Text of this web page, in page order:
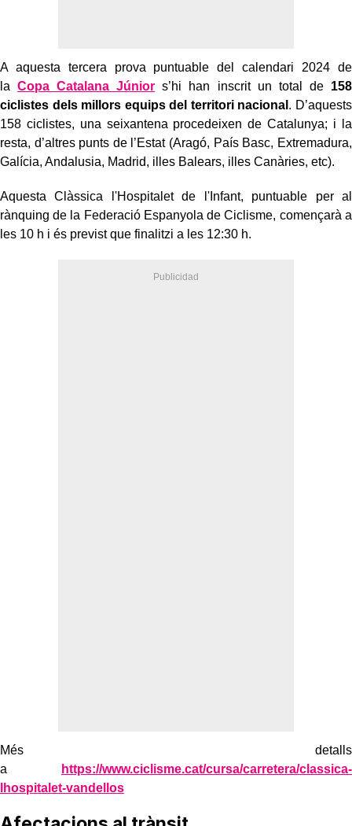
A aquesta tercera prova puntuable del calendari 2024 de
laCopa Catalana Júnior s’hi han inscrit un total de 158
ciclistes dels millors equips del territori nacional . D’aquests
158 ciclistes, una seixantena procedeixen de Catalunya; i la
resta, d’altres punts de l’Estat(Aragó, País Basc, Extremadura,
Galícia, Andalusia, Madrid, illes Balears, illes Canàries, etc).
Aquesta Clàssica l'Hospitalet de l'Infant, puntuable per al
rànquing de la Federació Espanyola de Ciclisme, començarà a
les 10 h i és previst que finalitzi a les 12:30 h.
Més detalls
a
https://www.ciclisme.cat/cursa/carretera/classica-
lhospitalet-vandellos